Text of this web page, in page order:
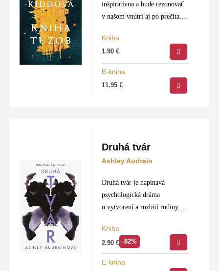
inšpiratívna a bude rezonovať
v našom vnútri aj po prečítaní
príbeh nás zavedie do
historickej Galiley v časoch
tvrdého židovského odporu
Kniha
1.90€
E-kniha
11.95€
Druhá tvár
Ashley Audrain
Druhá tvár je napínavá
psychologická dráma
o vytvorení a rozbití rodiny.
skúsenosť s materstvom vôbec
nezodpovedá jej predstavám
a naplní všetko, čoho sa kedy
Kniha
2.90€ -82%
E-kniha